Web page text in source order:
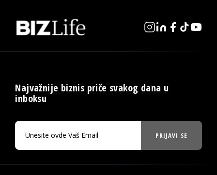
Najvažnije biznis priče svakog dana u
inboksu
PRIJAVI SE